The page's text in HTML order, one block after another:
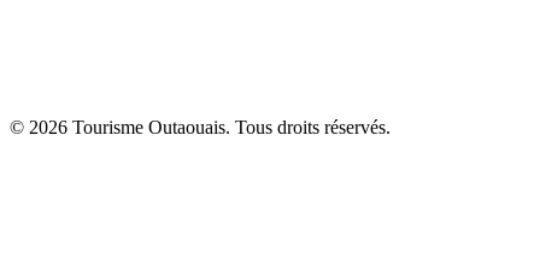
© 2026 Tourisme Outaouais. Tous droits réservés.